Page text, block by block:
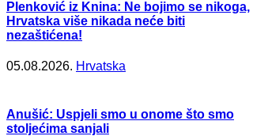
Plenković iz Knina: Ne bojimo se nikoga,
Hrvatska više nikada neće biti
nezaštićena!
05.08.2026. Hrvatska
Anušić: Uspjeli smo u onome što smo
stoljećima sanjali